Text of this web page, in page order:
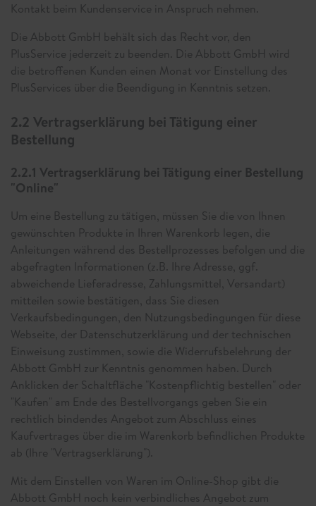
Kontakt beim Kundenservice in Anspruch nehmen.
Die Abbott GmbH behält sich das Recht vor, den
PlusService jederzeit zu beenden. Die Abbott GmbH wird
die betroffenen Kunden einen Monat vor Einstellung des
PlusServices über die Beendigung in Kenntnis setzen.
2.2 Vertragserklärung bei Tätigung einer
Bestellung
2.2.1 Vertragserklärung bei Tätigung einer Bestellung
"Online"
Um eine Bestellung zu tätigen, müssen Sie die von Ihnen
gewünschten Produkte in Ihren Warenkorb legen, die
Anleitungen während des Bestellprozesses befolgen und die
abgefragten Informationen (z.B. Ihre Adresse, ggf.
abweichende Lieferadresse, Zahlungsmittel, Versandart)
mitteilen sowie bestätigen, dass Sie diesen
Verkaufsbedingungen, den Nutzungsbedingungen für diese
Webseite, der Datenschutzerklärung und der technischen
Einweisung zustimmen, sowie die Widerrufsbelehrung der
Abbott GmbH zur Kenntnis genommen haben. Durch
Anklicken der Schaltfläche "Kostenpflichtig bestellen" oder
"Kaufen" am Ende des Bestellvorgangs geben Sie ein
rechtlich bindendes Angebot zum Abschluss eines
Kaufvertrages über die im Warenkorb befindlichen Produkte
ab (Ihre "Vertragserklärung").
Mit dem Einstellen von Waren im Online-Shop gibt die
Abbott GmbH noch kein verbindliches Angebot zum